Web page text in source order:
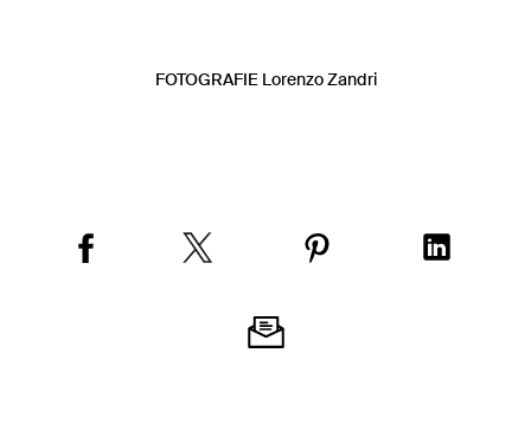
FOTOGRAFIE Lorenzo Zandri